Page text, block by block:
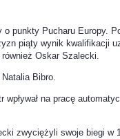
punkty Pucharu Europy.
piąty wynik kwalifikacji
Oskar Szalecki.
Bibro.
na pracę
zwyciężyli swoje biegi w